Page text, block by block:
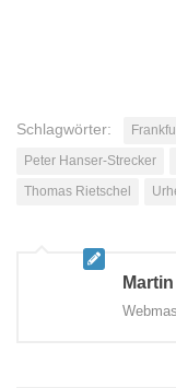
Schlagwörter:
Peter Hanser-Strecker
Thomas Rietschel